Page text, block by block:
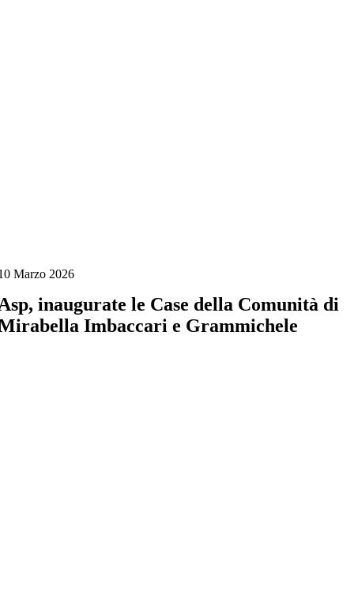
Marzo 2026
inaugurate le Case della Comunità di
Imbaccari e Grammichele